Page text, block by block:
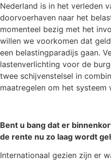
Nederland is in het verleden
doorvoerhaven naar het
momenteel bezig met het
willen we voorkomen dat
een belastingparadijs gaan.
lastenverlichting voor de
twee schijvenstelsel in
maatregelen om het systeem
Bent u bang dat er
de rente nu zo laag wordt
Internationaal gezien zijn er